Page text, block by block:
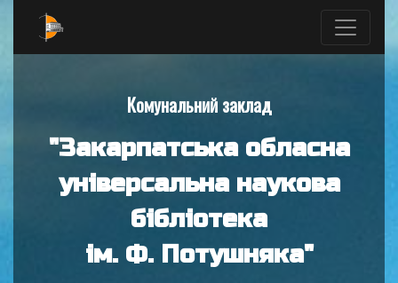
Комунальний заклад
"Закарпатська обласна
універсальна наукова
бібліотека
ім. Ф. Потушняка"